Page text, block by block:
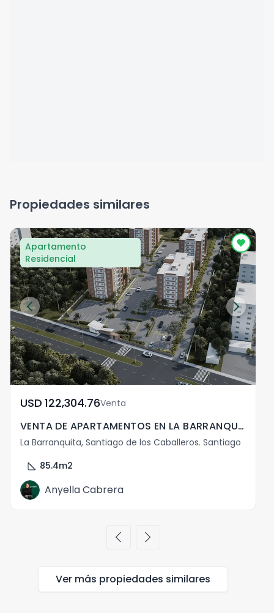
Propiedades similares
Apartamento
Residencial
USD	122,304.76Venta
VENTA DE APARTAMENTOS EN LA BARRANQUITA SANTIAGO
La Barranquita, Santiago de los Caballeros. Santiago
square_foot 85.4m2
Anyella Cabrera
chevron_left chevron_right
Ver más propiedades similares